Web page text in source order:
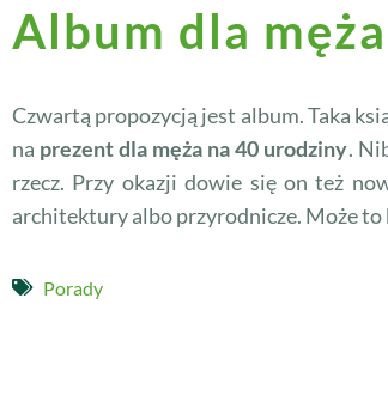
Album dla męża
Czwartą propozycją jest album. Taka
na prezent dla męża na 40 urodziny.
rzecz. Przy okazji dowie się on też
architektury albo przyrodnicze. Może to
Porady